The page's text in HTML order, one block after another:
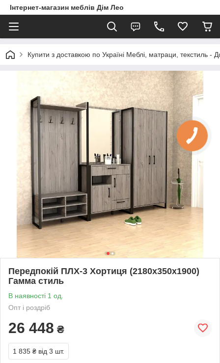
Інтернет-магазин меблів Дім Лео
Купити з доставкою по Україні Меблі, матраци, текстиль -
Передпокій ПЛХ-3 Хортиця (2180x350x1900)
Гамма стиль
В наявності 1 од.
Опт і роздріб
26 448 ₴
1 835 ₴ від 3 шт.